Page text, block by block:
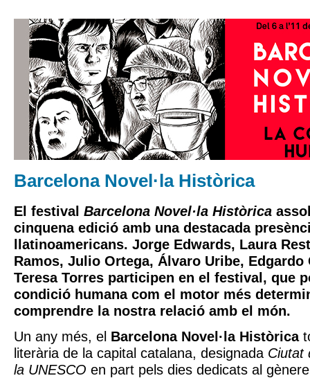
Barcelona Novel·la Històrica
El festival Barcelona Novel·la Històrica
cinquena edició amb una destacada
llatinoamericans. Jorge Edwards, Laura
Ramos, Julio Ortega, Álvaro Uribe, Edgardo
Teresa Torres participen en el festival, que
condició humana com el motor més
comprendre la nostra relació amb el món.
Un any més, el Barcelona Novel·la Històrica
literària de la capital catalana, designada Ciutat
la UNESCO en part pels dies dedicats al